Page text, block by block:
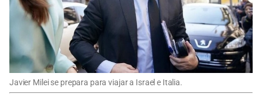
Javier Milei se prepara para viajar a Israel e Italia.